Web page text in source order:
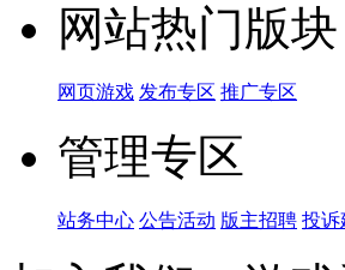
网站热门版块
网页游戏 发布专区 推广专区
管理专区
站务中心 公告活动 版主招聘 投诉